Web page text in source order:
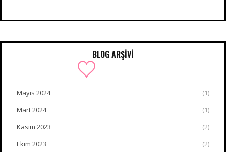
BLOG ARŞİVİ
Mayıs 2024
(1)
Mart 2024
(1)
Kasım 2023
(2)
Ekim 2023
(2)